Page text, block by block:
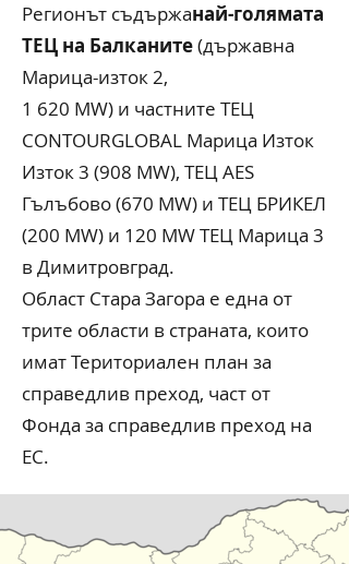
Регионът съдържанай-голямата
ТЕЦ на Балканите(държавна
Марица-изток 2,
1 620 MW) и частните ТЕЦ
CONTOURGLOBAL Марица Изток
Изток 3 (908 MW), ТЕЦ AES
Гълъбово (670 MW) и ТЕЦ БРИКЕЛ
(200 MW) и 120 MW ТЕЦ Марица 3
в Димитровград.
Област Стара Загора е една от
трите области в страната, които
имат Териториален план за
справедлив преход, част от
Фонда за справедлив преход на
ЕС.